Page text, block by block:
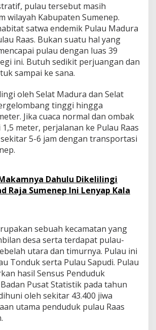
pulau tersebut masih
wilayah Kabupaten Sumenep.
satwa endemik Pulau Madura
Raas. Bukan suatu hal yang
pulau dengan luas 39
ini. Butuh sedikit perjuangan dan
sampai ke sana.
oleh Selat Madura dan Selat
tinggi hingga
Jika cuaca normal dan ombak
meter, perjalanan ke Pulau Raas
5-6 jam dengan transportasi
Dahulu Dikelilingi
Raja Sumenep Ini Lenyap Kala
sebuah kecamatan yang
desa serta terdapat pulau-
utara dan timurnya. Pulau ini
Tonduk serta Pulau Sapudi. Pulau
hasil Sensus Penduduk
Pusat Statistik pada tahun
oleh sekitar 43.400 jiwa
utama penduduk pulau Raas